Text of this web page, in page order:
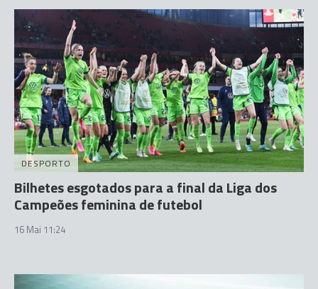
DESPORTO
Bilhetes esgotados para a final da Liga dos
Campeões feminina de futebol
16 Mai 11:24